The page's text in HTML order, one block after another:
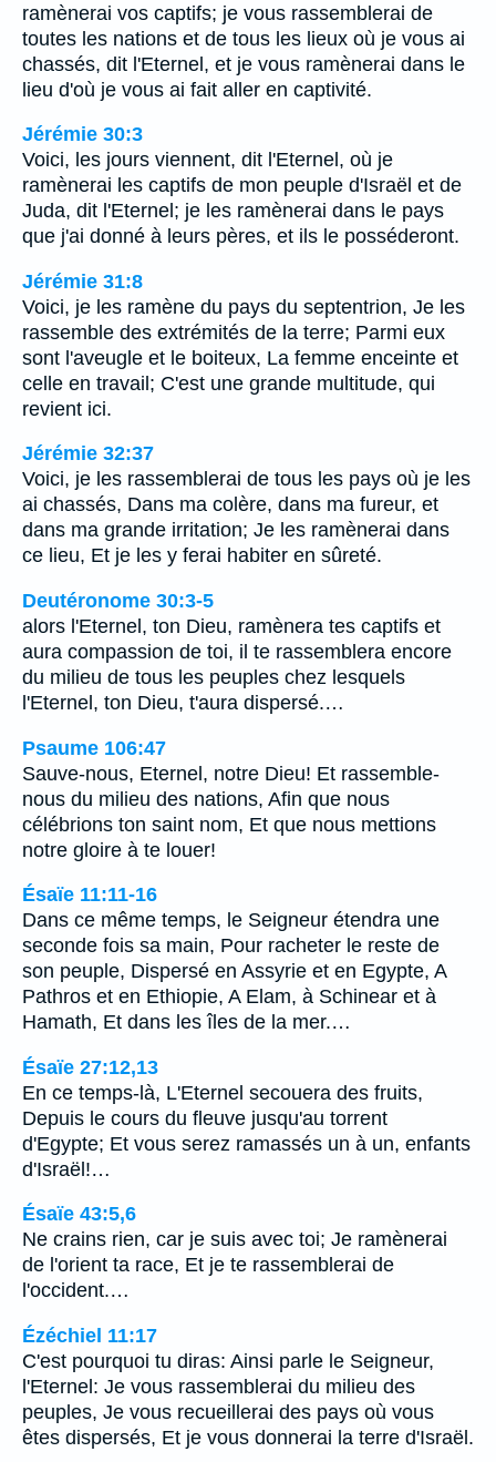
ramènerai vos captifs; je vous rassemblerai de
toutes les nations et de tous les lieux où je vous ai
chassés, dit l'Eternel, et je vous ramènerai dans le
lieu d'où je vous ai fait aller en captivité.
Jérémie 30:3
Voici, les jours viennent, dit l'Eternel, où je
ramènerai les captifs de mon peuple d'Israël et de
Juda, dit l'Eternel; je les ramènerai dans le pays
que j'ai donné à leurs pères, et ils le posséderont.
Jérémie 31:8
Voici, je les ramène du pays du septentrion, Je les
rassemble des extrémités de la terre; Parmi eux
sont l'aveugle et le boiteux, La femme enceinte et
celle en travail; C'est une grande multitude, qui
revient ici.
Jérémie 32:37
Voici, je les rassemblerai de tous les pays où je les
ai chassés, Dans ma colère, dans ma fureur, et
dans ma grande irritation; Je les ramènerai dans
ce lieu, Et je les y ferai habiter en sûreté.
Deutéronome 30:3-5
alors l'Eternel, ton Dieu, ramènera tes captifs et
aura compassion de toi, il te rassemblera encore
du milieu de tous les peuples chez lesquels
l'Eternel, ton Dieu, t'aura dispersé.…
Psaume 106:47
Sauve-nous, Eternel, notre Dieu! Et rassemble-
nous du milieu des nations, Afin que nous
célébrions ton saint nom, Et que nous mettions
notre gloire à te louer!
Ésaïe 11:11-16
Dans ce même temps, le Seigneur étendra une
seconde fois sa main, Pour racheter le reste de
son peuple, Dispersé en Assyrie et en Egypte, A
Pathros et en Ethiopie, A Elam, à Schinear et à
Hamath, Et dans les îles de la mer.…
Ésaïe 27:12,13
En ce temps-là, L'Eternel secouera des fruits,
Depuis le cours du fleuve jusqu'au torrent
d'Egypte; Et vous serez ramassés un à un, enfants
d'Israël!…
Ésaïe 43:5,6
Ne crains rien, car je suis avec toi; Je ramènerai
de l'orient ta race, Et je te rassemblerai de
l'occident.…
Ézéchiel 11:17
C'est pourquoi tu diras: Ainsi parle le Seigneur,
l'Eternel: Je vous rassemblerai du milieu des
peuples, Je vous recueillerai des pays où vous
êtes dispersés, Et je vous donnerai la terre d'Israël.